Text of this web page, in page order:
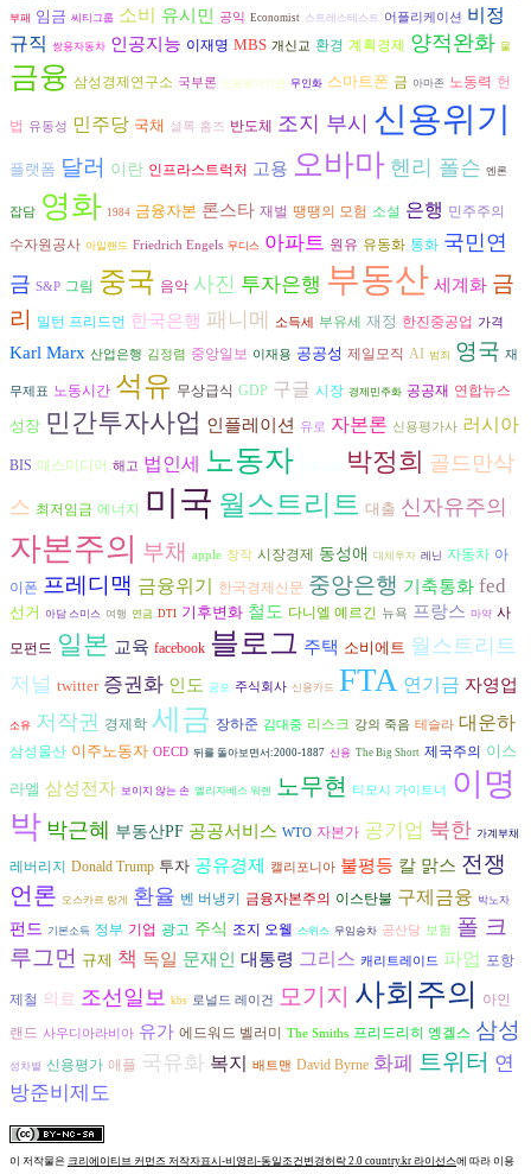
부패 임금 씨티그룹 소비 유시민 공익 Economist 스트레스테스트 어플리케이션
비정
규직 쌍용자동차 인공지능 이재명 MBS 개신교 환경 계획경제 양적완화 물
금융 삼성경제연구소 국부론 신용평가기관 무인화 스마트폰 금 아마존 노동력 헌
법 유동성 민주당 국채 셜록 홈즈 반도체 조지 부시 신용위기
플랫폼 달러 이란 인프라스트럭처 고용 오바마 헨리 폴슨 엔론
잡담 영화 1984 금융자본 론스타 재벌 땡땡의 모험 소설 은행 민주주의
수자원공사 아일랜드 Friedrich Engels 무디스 아파트 원유 유동화 통화 국민연
금 S&P 그림 중국 음악 사진 투자은행 부동산 세계화 금
리
밀턴 프리드먼 한국은행 패니메 소득세 부유세 재정 한진중공업 가격
Karl Marx 산업은행 김정렴 중앙일보 이재용 공공성 제일모직 AI 범죄 영국 재
무제표 노동시간 석유 무상급식 GDP 구글 시장 경제민주화 공공재 연합뉴스
성장 민간투자사업 인플레이션 유로 자본론 신용평가사 러시아
BIS 매스미디어 해고 법인세 노동자 박정희 골드만삭
스 최저임금 에너지 미국 월스트리트 대출 신자유주의
자본주의 부채 apple 창작 시장경제 동성애 대체투자 레닌 자동차 아
이폰 프레디맥 금융위기 한국경제신문 중앙은행 기축통화 fed
선거 아담 스미스 여행 연금 DTI 기후변화 철도 다니엘 예르긴 뉴욕 프랑스 마약 사
모펀드 일본 교육 facebook 블로그 주택 소비에트 월스트리트
저널 twitter 증권화 인도 공포 주식회사 신용카드 FTA 연기금 자영업
소유 저작권 경제학 세금 장하준 김대중 리스크 강의 죽음 테슬라 대운하
삼성물산 이주노동자 OECD 뒤를 돌아보면서:2000-1887 신용 The Big Short 제국주의 이스
라엘 삼성전자 보이지 않는 손 엘리자베스 워렌 노무현 티모시 가이트너
이명
박 박근혜 부동산PF 공공서비스 WTO 자본가 공기업 북한 가계부채
레버리지 Donald Trump 투자 공유경제 캘리포니아 불평등 칼 맑스 전쟁
언론 오스카르 랑게 환율 벤 버냉키 금융자본주의 이스탄불 구제금융 박노자
펀드 기본소득 정부 기업 광고 주식 조지 오웰 스위스 무임승차 공산당 보험
폴 크
루그먼 규제 책 독일 문재인 대통령 그리스 캐리트레이드 파업 포항
제철 의료 조선일보 kbs 로널드 레이건 모기지 사회주의 아인
랜드 사우디아라비아 유가 에드워드 벨러미 The Smiths 프리드리히 엥겔스 삼성
성차별 신용평가 애플 국유화 복지 배트맨 David Byrne 화폐 트위터 연
방준비제도
이 저작물은 크리에이티브 커먼즈 저작자표시-비영리-동일조건변경허락 2.0 country.kr 라이선스에 따라 이용